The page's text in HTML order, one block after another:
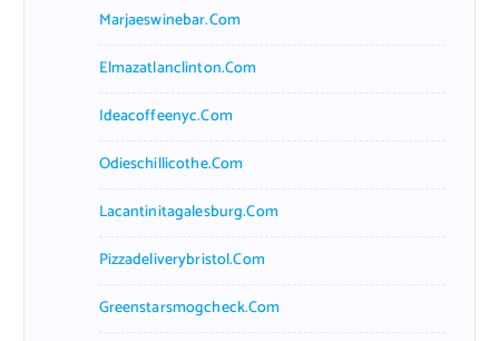
Marjaeswinebar.com
Elmazatlanclinton.com
Ideacoffeenyc.com
Odieschillicothe.com
Lacantinitagalesburg.com
Pizzadeliverybristol.com
Greenstarsmogcheck.com